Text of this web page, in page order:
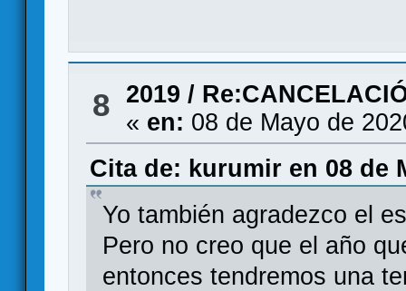
8 2019 /
« en: 08 de Mayo de
Cita de: kurumir en 08 de
Yo también agradezco el
Pero no creo que el año
entonces tendremos una